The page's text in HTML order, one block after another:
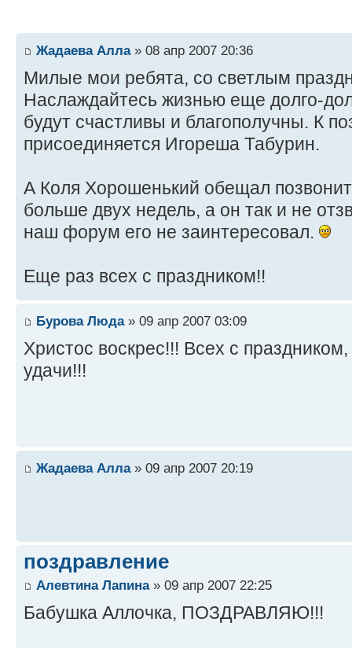
Жадаева Алла» 08 апр 2007 20:36
Милые мои ребята, со светлым
Наслаждайтесь жизнью еще долго-
будут счастливы и благополучны. К
присоединяется Игореша Табурин.
А Коля Хорошенький обещал
больше двух недель, а он так и не
наш форум его не заинтересовал.
Еще раз всех с праздником!!
Бурова Люда» 09 апр 2007 03:09
Христос воскрес!!! Всех с
удачи!!!
Жадаева Алла» 09 апр 2007 20:19
поздравление
Алевтина Лапина» 09 апр 2007 22:25
Бабушка Аллочка, ПОЗДРАВЛЯЮ!!!